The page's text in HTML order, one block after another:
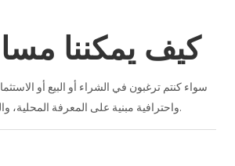
كيف يمكننا
سواء كنتم ترغبون في الشراء أو البيع أو
واحترافية مبنية على المعرفة المحلية، والخبرة، والعناية.